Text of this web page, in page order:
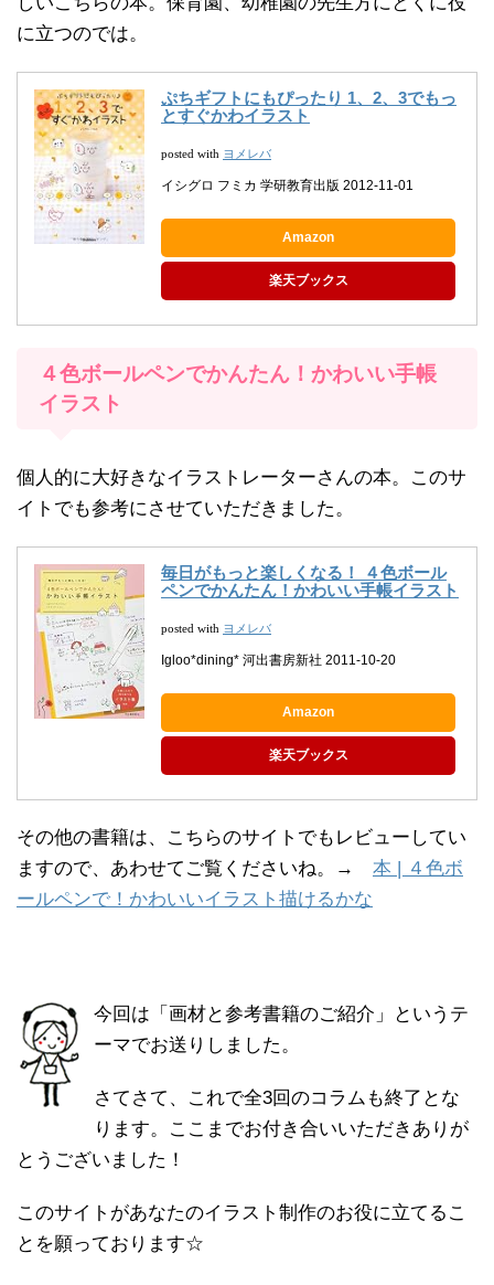
に立つのでは。
ぷちギフトにもぴったり 1、2、3でもっ
とすぐかわイラスト
posted with ヨメレバ
イシグロ フミカ 学研教育出版 2012-11-01
Amazon
楽天ブックス
４色ボールペンでかんたん！かわいい手帳
イラスト
個人的に大好きなイラストレーターさんの本。このサ
イトでも参考にさせていただきました。
毎日がもっと楽しくなる！ ４色ボール
ペンでかんたん！かわいい手帳イラスト
posted with ヨメレバ
Igloo*dining* 河出書房新社 2011-10-20
Amazon
楽天ブックス
その他の書籍は、こちらのサイトでもレビューしてい
ますので、あわせてご覧くださいね。→ 本 | ４色ボ
ールペンで！かわいいイラスト描けるかな
今回は「画材と参考書籍のご紹介」というテ
ーマでお送りしました。
さてさて、これで全3回のコラムも終了とな
ります。ここまでお付き合いいただきありが
とうございました！
このサイトがあなたのイラスト制作のお役に立てるこ
とを願っております☆